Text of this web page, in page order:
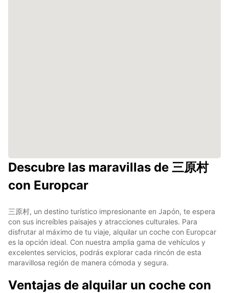
Descubre las maravillas de 三原村
con Europcar
三原村, un destino turístico impresionante en Japón, te espera
con sus increíbles paisajes y atracciones culturales. Para
disfrutar al máximo de tu viaje, alquilar un coche con Europcar
es la opción ideal. Con nuestra amplia gama de vehículos y
excelentes servicios, podrás explorar cada rincón de esta
maravillosa región de manera cómoda y segura.
Ventajas de alquilar un coche con